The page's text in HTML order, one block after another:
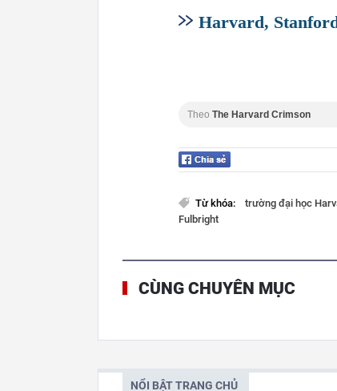
Harvard,
Theo The Harvard Crimson
Từ khóa: trường đại học
Fulbright
CÙNG CHUYÊN MỤC
NỔI BẬT TRANG CHỦ